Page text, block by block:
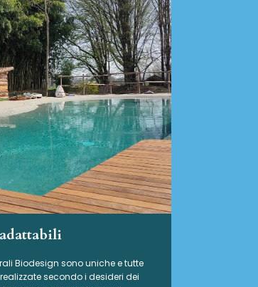
Biodesign sono uniche e tutte
secondo i desideri dei